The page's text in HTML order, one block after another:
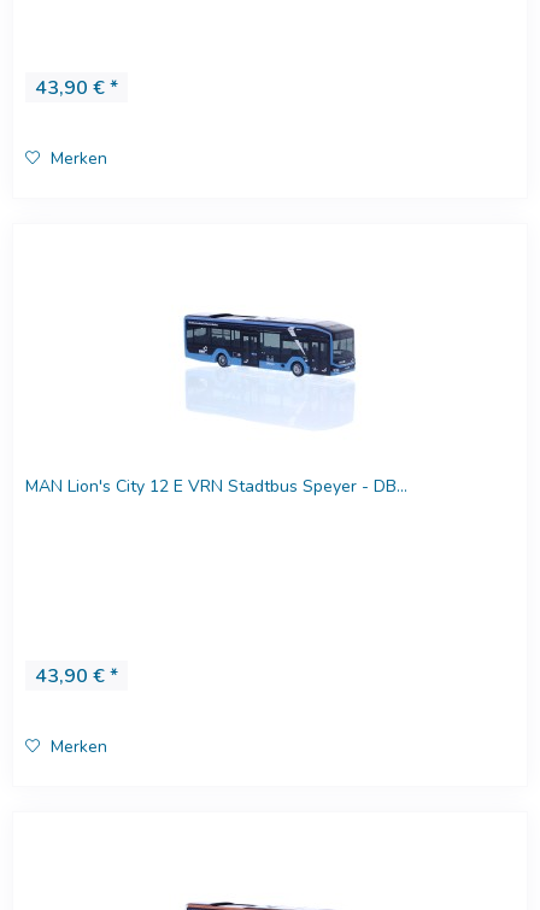
43,90 € *
Merken
MAN Lion's City 12 E VRN Stadtbus Speyer - DB...
43,90 € *
Merken